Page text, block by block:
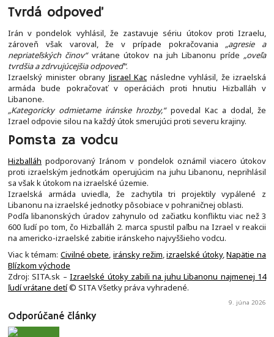
Tvrdá odpoveď
Irán v pondelok vyhlásil, že zastavuje sériu útokov proti Izraelu,
zároveň však varoval, že v prípade pokračovania „agresie a
nepriateľských činov“vrátane útokov na juh Libanonu príde „oveľa
tvrdšia a zdrvujúcejšia odpoveď“.
Izraelský minister obrany Jisrael Kac následne vyhlásil, že izraelská
armáda bude pokračovať v operáciách proti hnutiu Hizballáh v
Libanone.
„Kategoricky odmietame iránske hrozby,“povedal Kac a dodal, že
Izrael odpovie silou na každý útok smerujúci proti severu krajiny.
Pomsta za vodcu
Hizballáh podporovaný Iránom v pondelok oznámil viacero útokov
proti izraelským jednotkám operujúcim na juhu Libanonu, neprihlásil
sa však k útokom na izraelské územie.
Izraelská armáda uviedla, že zachytila tri projektily vypálené z
Libanonu na izraelské jednotky pôsobiace v pohraničnej oblasti.
Podľa libanonských úradov zahynulo od začiatku konfliktu viac než 3
600 ľudí po tom, čo Hizballáh 2. marca spustil paľbu na Izrael v reakcii
na americko-izraelské zabitie iránskeho najvyššieho vodcu.
Viac k témam: Civilné obete,iránsky režim,izraelské útoky,Napätie na
Blízkom východe
Zdroj: SITA.sk –Izraelské útoky zabili na juhu Libanonu najmenej 14
ľudí vrátane detí© SITA Všetky práva vyhradené.
9. júna 2026
Odporúčané články